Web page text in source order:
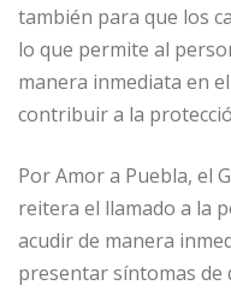
también para que los
lo que permite al
manera inmediata en
contribuir a la
Por Amor a Puebla, el
reitera el llamado a la
acudir de manera
presentar síntomas de